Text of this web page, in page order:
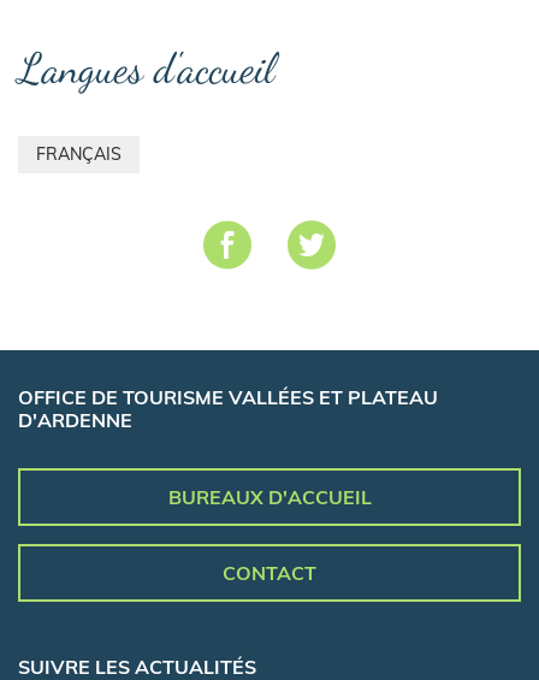
Langues d'accueil
FRANÇAIS
OFFICE DE TOURISME VALLÉES ET PLATEAU
D'ARDENNE
BUREAUX D'ACCUEIL
CONTACT
SUIVRE LES ACTUALITÉS